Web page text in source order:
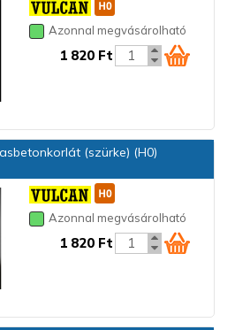
Azonnal megvásárolható
1 820 Ft
(szürke) (H0)
Azonnal megvásárolható
1 820 Ft